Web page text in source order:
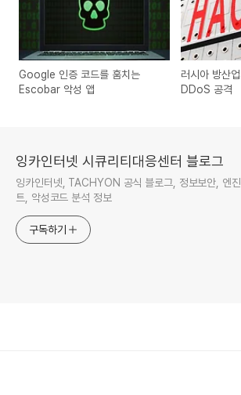
Google 인증 코드를 훔치는
Escobar 악성 앱
러시아 방산
DDoS 공격
잉카인터넷 시큐리티대응센터 블로그
잉카인터넷, TACHYON 공식 블로그, 정보보안, 엔진
트, 악성코드 분석 정보
구독하기